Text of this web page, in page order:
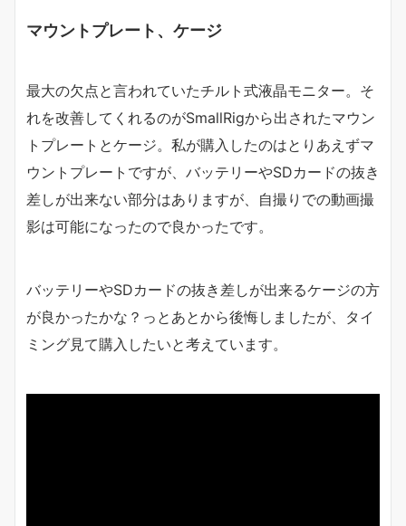
マウントプレート、ケージ
最大の欠点と言われていたチルト式液晶モニター。そ
れを改善してくれるのがSmallRigから出されたマウン
トプレートとケージ。私が購入したのはとりあえずマ
ウントプレートですが、バッテリーやSDカードの抜き
差しが出来ない部分はありますが、自撮りでの動画撮
影は可能になったので良かったです。
バッテリーやSDカードの抜き差しが出来るケージの方
が良かったかな？っとあとから後悔しましたが、タイ
ミング見て購入したいと考えています。